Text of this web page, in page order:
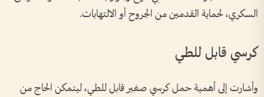
السكري، لحماية القدمين من الجروح أو الالتهابات.
كرسي قابل للطي
وأشارت إلى أهمية حمل كرسي صغير قابل للطي، ليتمكن الحاج من